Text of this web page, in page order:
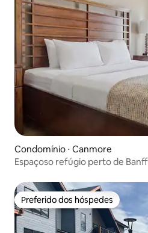
Condomínio ⋅ Canmore
Espaçoso refúgio perto de
Preferido dos hóspedes
Preferido dos hóspedes